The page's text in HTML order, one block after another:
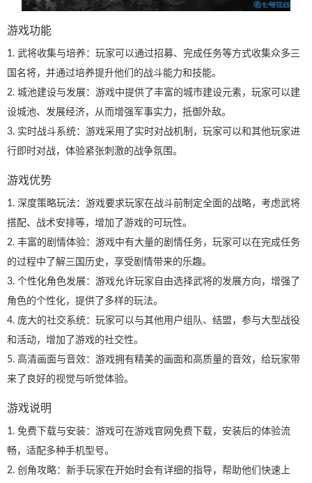
游戏功能
1. 武将收集与培养：玩家可以通过招募、完成任务等方式收集众多三
国名将，并通过培养提升他们的战斗能力和技能。
2. 城池建设与发展：游戏中提供了丰富的城市建设元素，玩家可以建
设城池、发展经济，从而增强军事实力，抵御外敌。
3. 实时战斗系统：游戏采用了实时对战机制，玩家可以和其他玩家进
行即时对战，体验紧张刺激的战争氛围。
游戏优势
1. 深度策略玩法：游戏要求玩家在战斗前制定全面的战略，考虑武将
搭配、战术安排等，增加了游戏的可玩性。
2. 丰富的剧情体验：游戏中有大量的剧情任务，玩家可以在完成任务
的过程中了解三国历史，享受剧情带来的乐趣。
3. 个性化角色发展：游戏允许玩家自由选择武将的发展方向，增强了
角色的个性化，提供了多样的玩法。
4. 庞大的社交系统：玩家可以与其他用户组队、结盟，参与大型战役
和活动，增加了游戏的社交性。
5. 高清画面与音效：游戏拥有精美的画面和高质量的音效，给玩家带
来了良好的视觉与听觉体验。
游戏说明
1. 免费下载与安装：游戏可在游戏官网免费下载，安装后的体验流
畅，适配多种手机型号。
2. 创角攻略：新手玩家在开始时会有详细的指导，帮助他们快速上